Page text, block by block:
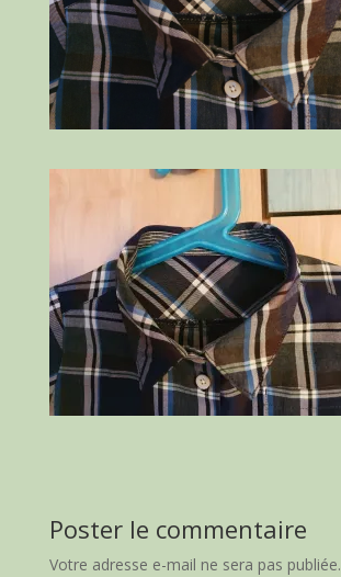
Poster le commentaire
Votre adresse e-mail ne sera pas publiée.